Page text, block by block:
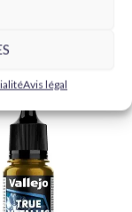
Avis légal